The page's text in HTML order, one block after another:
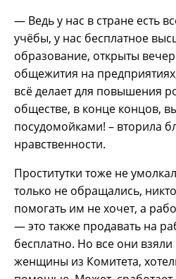
— Ведь у нас в стране есть
учёбы, у нас бесплатное
образование, открыты
общежития на
всё делает для повышения
обществе, в конце концов,
посудомойками! – вторила
нравственности.
Проститутки тоже не
только не обращались,
помогать им не хочет, а
— это также продавать на
бесплатно. Но все они
женщины из Комитета,